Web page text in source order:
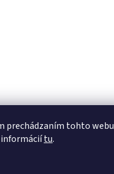
prechádzaním tohto webu
informáciítu.